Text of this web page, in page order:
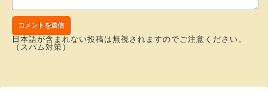
日本語が含まれない投稿は無視されますのでご注意ください。
（スパム対策）